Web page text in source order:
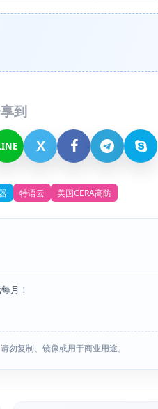
到
X
特语云 美国CERA高防
月！
勿复制、镜像或用于商业用途。